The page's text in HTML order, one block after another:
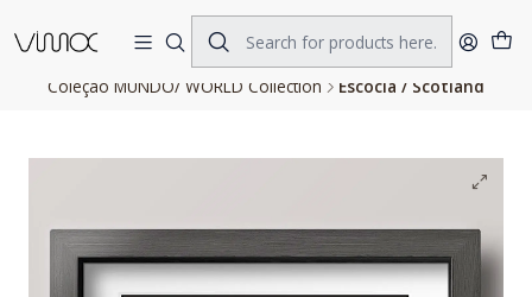
Home FINE ART PRINTS
Coleção MUNDO/ WORLD Collection Escócia / Scotland